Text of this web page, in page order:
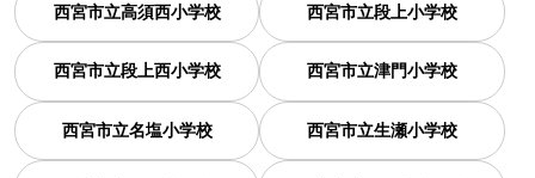
西宮市立高須西小学校 西宮市立段上小学校
西宮市立段上西小学校 西宮市立津門小学校
西宮市立名塩小学校 西宮市立生瀬小学校